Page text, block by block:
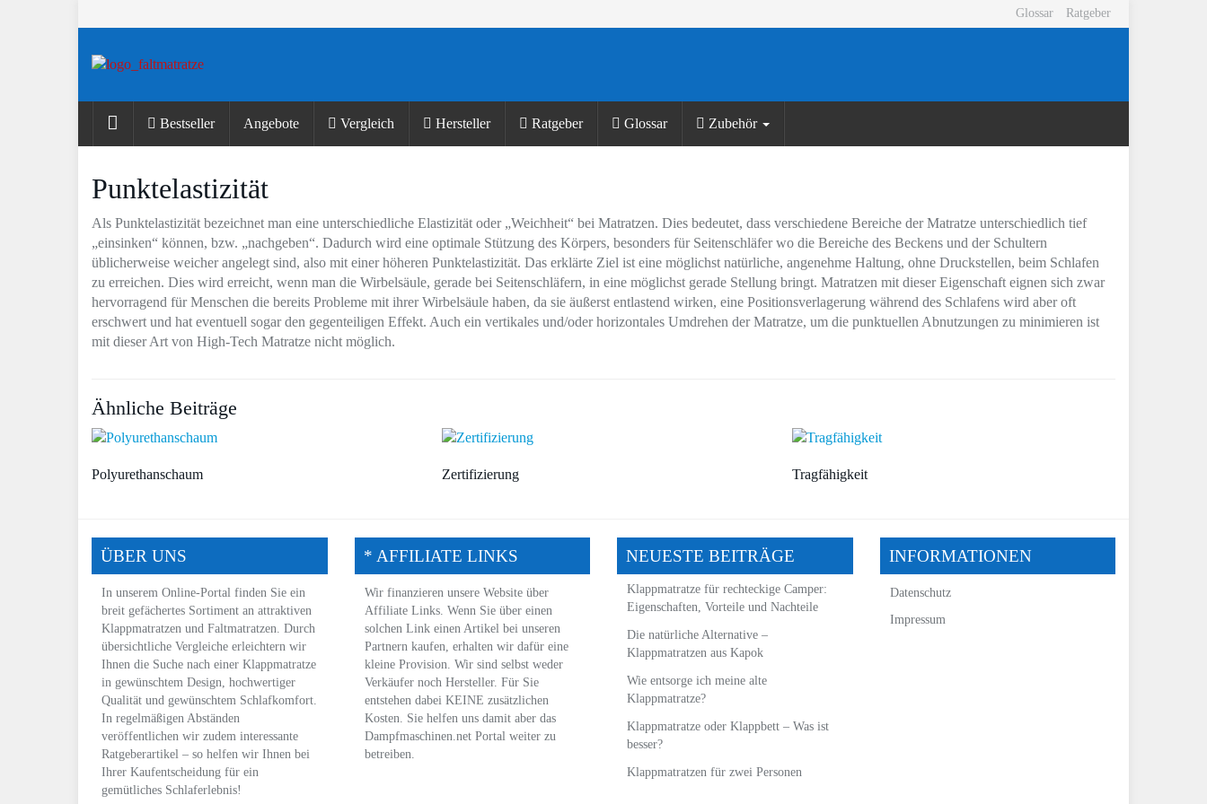
Glossar Ratgeber
Bestseller Angebote Vergleich Hersteller Ratgeber Glossar Zubehör
Punktelastizität
Als Punktelastizität bezeichnet man eine unterschiedliche Elastizität oder „Weichheit“ bei Matratzen. Dies bedeutet, dass verschiedene Bereiche der Matratze unterschiedlich tief
„einsinken“ können, bzw. „nachgeben“. Dadurch wird eine optimale Stützung des Körpers, besonders für Seitenschläfer wo die Bereiche des Beckens und der Schultern
üblicherweise weicher angelegt sind, also mit einer höheren Punktelastizität. Das erklärte Ziel ist eine möglichst natürliche, angenehme Haltung, ohne Druckstellen, beim Schlafen
zu erreichen. Dies wird erreicht, wenn man die Wirbelsäule, gerade bei Seitenschläfern, in eine möglichst gerade Stellung bringt. Matratzen mit dieser Eigenschaft eignen sich zwar
hervorragend für Menschen die bereits Probleme mit ihrer Wirbelsäule haben, da sie äußerst entlastend wirken, eine Positionsverlagerung während des Schlafens wird aber oft
erschwert und hat eventuell sogar den gegenteiligen Effekt. Auch ein vertikales und/oder horizontales Umdrehen der Matratze, um die punktuellen Abnutzungen zu minimieren ist
mit dieser Art von High-Tech Matratze nicht möglich.
Ähnliche Beiträge
Polyurethanschaum Zertifizierung Tragfähigkeit
ÜBER UNS
In unserem Online-Portal finden Sie ein
breit gefächertes Sortiment an attraktiven
Klappmatratzen und Faltmatratzen. Durch
übersichtliche Vergleiche erleichtern wir
Ihnen die Suche nach einer Klappmatratze
in gewünschtem Design, hochwertiger
Qualität und gewünschtem Schlafkomfort.
In regelmäßigen Abständen
veröffentlichen wir zudem interessante
Ratgeberartikel – so helfen wir Ihnen bei
Ihrer Kaufentscheidung für ein
gemütliches Schlaferlebnis!
* AFFILIATE LINKS
Wir finanzieren unsere Website über
Affiliate Links. Wenn Sie über einen
solchen Link einen Artikel bei unseren
Partnern kaufen, erhalten wir dafür eine
kleine Provision. Wir sind selbst weder
Verkäufer noch Hersteller. Für Sie
entstehen dabei KEINE zusätzlichen
Kosten. Sie helfen uns damit aber das
Dampfmaschinen.net Portal weiter zu
betreiben.
NEUESTE BEITRÄGE
Klappmatratze für rechteckige Camper:
Eigenschaften, Vorteile und Nachteile
Die natürliche Alternative –
Klappmatratzen aus Kapok
Wie entsorge ich meine alte
Klappmatratze?
Klappmatratze oder Klappbett – Was ist
besser?
Klappmatratzen für zwei Personen
INFORMATIONEN
Datenschutz
Impressum